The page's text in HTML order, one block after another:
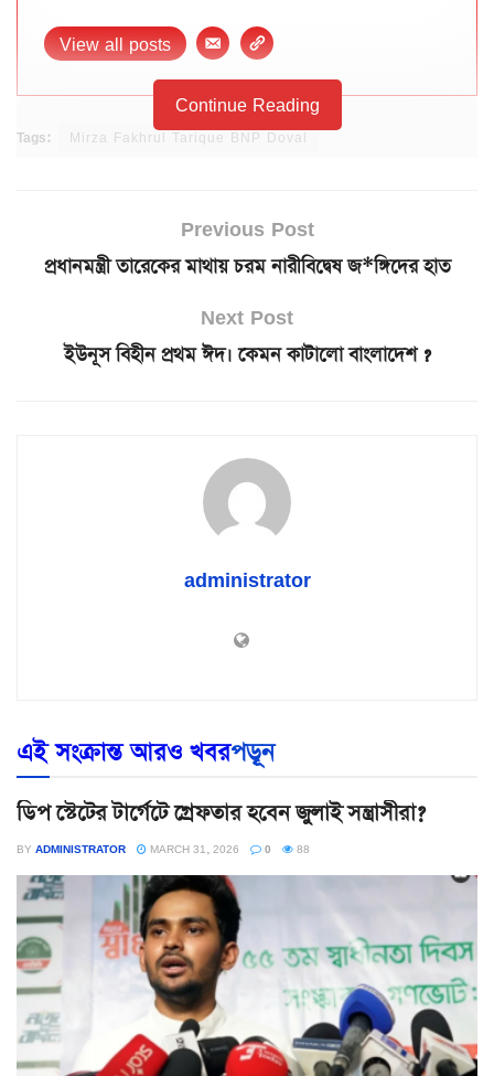
View all posts
Continue Reading
Tags: Mirza Fakhrul Tarique BNP Doval
Previous Post
প্রধানমন্ত্রী তারেকের মাথায় চরম নারীবিদ্বেষ জ*ঙ্গিদের হাত
Next Post
ইউনূস বিহীন প্রথম ঈদ। কেমন কাটালো বাংলাদেশ ?
administrator
এই সংক্রান্ত আরও খবরপড়ূন
ডিপ স্টেটের টার্গেটে গ্রেফতার হবেন জুলাই সন্ত্রাসীরা?
BY ADMINISTRATOR MARCH 31, 2026 0 88